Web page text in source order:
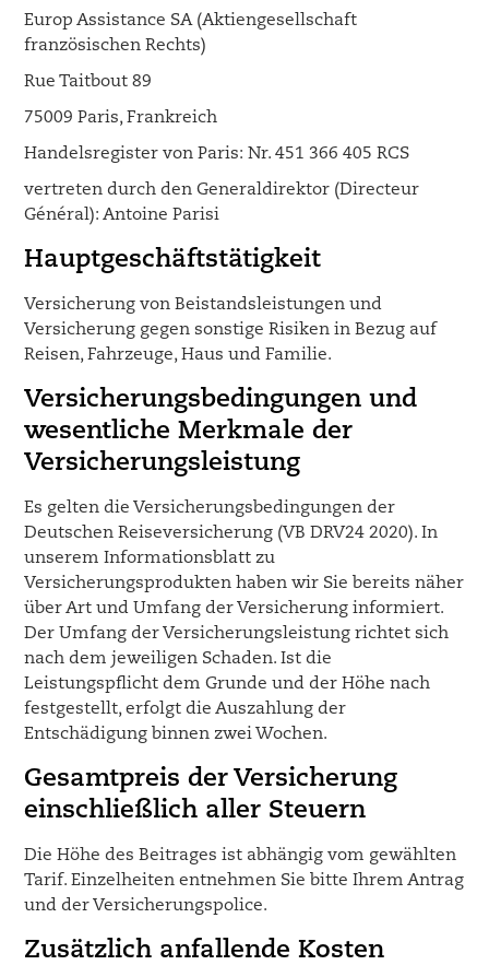
Europ Assistance SA (Aktiengesellschaft
französischen Rechts)
Rue Taitbout 89
75009 Paris, Frankreich
Handelsregister von Paris: Nr. 451 366 405 RCS
vertreten durch den Generaldirektor (Directeur
Général): Antoine Parisi
Hauptgeschäftstätigkeit
Versicherung von Beistandsleistungen und
Versicherung gegen sonstige Risiken in Bezug auf
Reisen, Fahrzeuge, Haus und Familie.
Versicherungsbedingungen und
wesentliche Merkmale der
Versicherungsleistung
Es gelten die Versicherungsbedingungen der
Deutschen Reiseversicherung (VB DRV24 2020). In
unserem Informationsblatt zu
Versicherungsprodukten haben wir Sie bereits näher
über Art und Umfang der Versicherung informiert.
Der Umfang der Versicherungsleistung richtet sich
nach dem jeweiligen Schaden. Ist die
Leistungspflicht dem Grunde und der Höhe nach
festgestellt, erfolgt die Auszahlung der
Entschädigung binnen zwei Wochen.
Gesamtpreis der Versicherung
einschließlich aller Steuern
Die Höhe des Beitrages ist abhängig vom gewählten
Tarif. Einzelheiten entnehmen Sie bitte Ihrem Antrag
und der Versicherungspolice.
Zusätzlich anfallende Kosten